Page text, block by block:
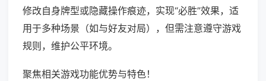
修改自身牌型或隐藏操作痕迹，实现“必胜”效果，适
用于多种场景（如与好友对局），但需注意遵守游戏
规则，维护公平环境。
聚焦相关游戏功能优势与特色！